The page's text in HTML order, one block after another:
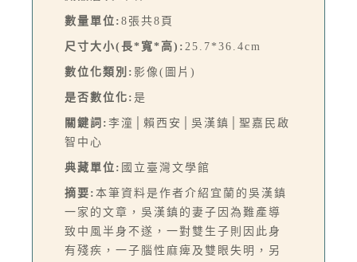
數量單位: 8張共8頁
尺寸大小(長*寬*高): 25.7*36.4cm
數位化類別: 影像(圖片)
是否數位化: 是
關鍵詞: 李潼│賴西安│吳漢鎮│聖嘉民啟
智中心
典藏單位: 國立臺灣文學館
摘要: 本筆資料是作者介紹宜蘭的吳漢鎮
一家的文章，吳漢鎮的妻子因為難產導
致中風半身不遂，一對雙生子則因此身
有殘疾，一子腦性麻痺及雙眼失明，另